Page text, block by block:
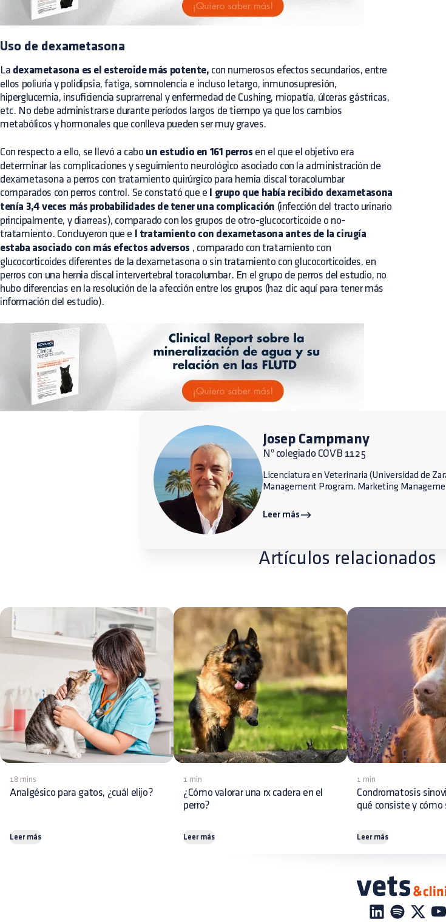
Uso de dexametasona
La dexametasona es el esteroide más potente, con numerosos efectos secundarios, entre
ellos poliuria y polidipsia, fatiga, somnolencia e incluso letargo, inmunosupresión,
hiperglucemia, insuficiencia suprarrenal y enfermedad de Cushing, miopatía, úlceras gástricas,
etc. No debe administrarse durante períodos largos de tiempo ya que los cambios
metabólicos y hormonales que conlleva pueden ser muy graves.
Con respecto a ello, se llevó a cabo un estudio en 161 perros en el que el objetivo era
determinar las complicaciones y seguimiento neurológico asociado con la administración de
dexametasona a perros con tratamiento quirúrgico para hernia discal toracolumbar
comparados con perros control. Se constató que e l grupo que había recibido dexametasona
tenía 3,4 veces más probabilidades de tener una complicación (infección del tracto urinario
principalmente, y diarreas), comparado con los grupos de otro-glucocorticoide o no-
tratamiento. Concluyeron que e l tratamiento con dexametasona antes de la cirugía
estaba asociado con más efectos adversos , comparado con tratamiento con
glucocorticoides diferentes de la dexametasona o sin tratamiento con glucocorticoides, en
perros con una hernia discal intervertebral toracolumbar. En el grupo de perros del estudio, no
hubo diferencias en la resolución de la afección entre los grupos (haz clic aquí para tener más
información del estudio).
Josep Campmany
Nº colegiado COVB 1125
Licenciatura en Veterinaria (Universidad de
Management Program. Marketing
Leer más
Artículos relacionados
18 mins
Analgésico para gatos, ¿cuál elijo?
Leer más
1 min
¿Cómo valorar una rx cadera en el
perro?
Leer más
1 min
Condromatosis
qué consiste y cómo
Leer más